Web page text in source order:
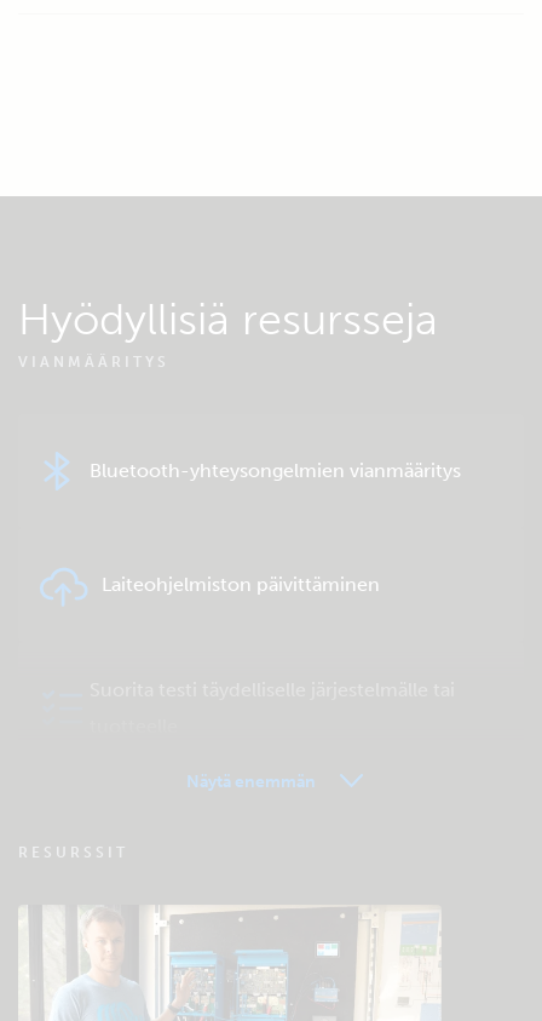
Hyödyllisiä resursseja
VIANMÄÄRITYS
Bluetooth-yhteysongelmien vianmääritys
Laiteohjelmiston päivittäminen
Tutustu yhteisön ylläpitämään
tukitietokantaan
Näytä enemmän
RESURSSIT